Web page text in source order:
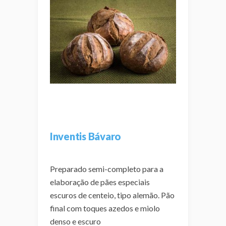
Inventis Bávaro
Preparado semi-completo para a
elaboração de pães especiais
escuros de centeio, tipo alemão. Pão
final com toques azedos e miolo
denso e escuro